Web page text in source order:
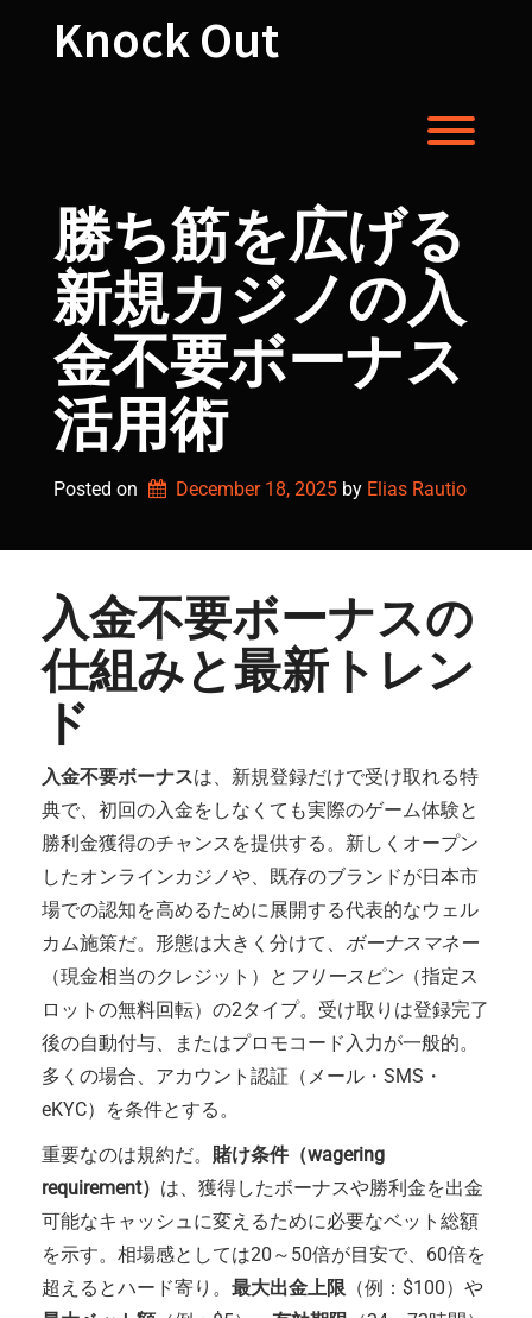
Knock Out
勝ち筋を広げる
新規カジノの入
金不要ボーナス
活用術
Posted on December 18, 2025 by Elias Rautio
入金不要ボーナスの
仕組みと最新トレン
ド
入金不要ボーナスは、新規登録だけで受け取れる特
典で、初回の入金をしなくても実際のゲーム体験と
勝利金獲得のチャンスを提供する。新しくオープン
したオンラインカジノや、既存のブランドが日本市
場での認知を高めるために展開する代表的なウェル
カム施策だ。形態は大きく分けて、 ボーナスマネー
（現金相当のクレジット）と フリースピン（指定ス
ロットの無料回転）の2タイプ。受け取りは登録完了
後の自動付与、またはプロモコード入力が一般的。
多くの場合、アカウント認証（メール・SMS・
eKYC）を条件とする。
重要なのは規約だ。 賭け条件（wagering
requirement） は、獲得したボーナスや勝利金を出金
可能なキャッシュに変えるために必要なベット総額
を示す。相場感としては20～50倍が目安で、60倍を
超えるとハード寄り。 最大出金上限 （例：$100）や